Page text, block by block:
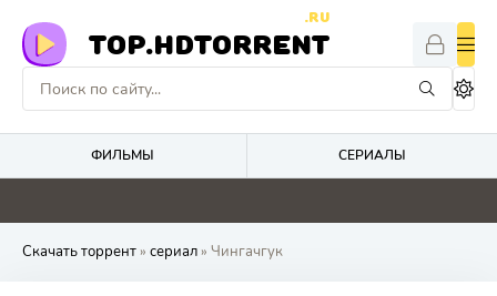
TOP.HDTORRENT
.RU
ФИЛЬМЫ СЕРИАЛЫ
0 0 0 4.4
Скачать торрент» сериал» Чингачгук